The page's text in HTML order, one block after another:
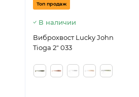
Топ продаж
В наличии
Виброхвост Lucky John
Tioga 2" 033